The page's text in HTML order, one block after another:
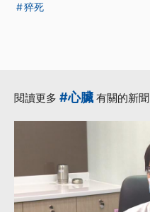
猝死
閱讀更多 #心臟 有關的新聞